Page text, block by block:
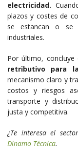
electricidad.
plazos y costes de
se estancan o se
industriales.
Por último, concluye
retributivo para
mecanismo claro y
costos y riesgos
transporte y
justa y competitiva.
¿Te interesa el
Dínamo Técnica.